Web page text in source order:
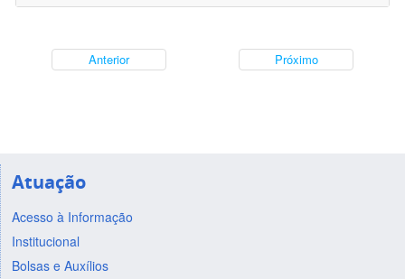
Anterior Próximo
Atuação
Acesso à Informação
Institucional
Bolsas e Auxílios